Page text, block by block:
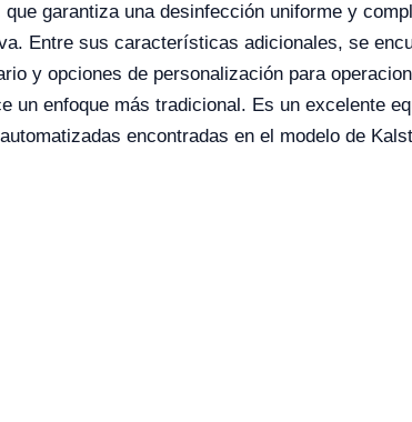
garantiza una desinfección uniforme y
Entre sus características adicionales, se
y opciones de personalización para
enfoque más tradicional. Es un excelente
encontradas en el modelo de